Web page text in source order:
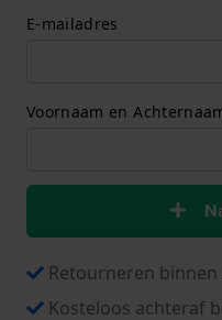
E-mailadres
Voornaam en
Retourneren binnen
Kosteloos achteraf